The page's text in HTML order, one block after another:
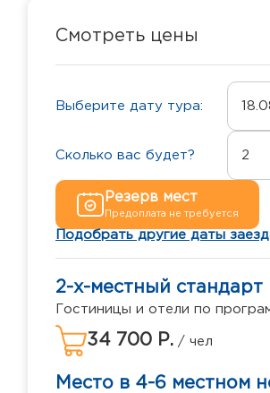
Смотреть цены
Выберите дату тура:
Сколько вас будет? 2
Резерв мест
Предоплата не требуется
Подобрать другие даты
2-х-местный стандарт
Гостиницы и отели по
34 700 Р. / чел
Место в 4-6 местном